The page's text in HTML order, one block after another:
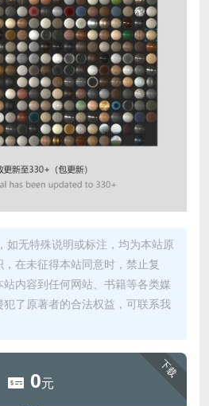
如无特殊说明或标注，均为本站原
在未征得本站同意时，禁止复
内容到任何网站、书籍等各类媒
了原著者的合法权益，可联系我
下载
0元